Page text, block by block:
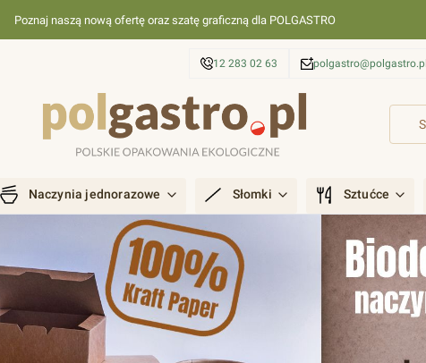
Poznaj naszą nową ofertę oraz szatę graficzną dla POLGASTRO
12 283 02 63 polgastro@polgastro.pl
Naczynia jednorazowe Słomki Sztućce